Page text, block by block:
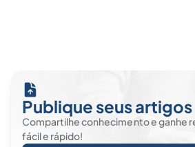
Publique seus artigos
Compartilhe conhecimento e ganhe
fácil e rápido!